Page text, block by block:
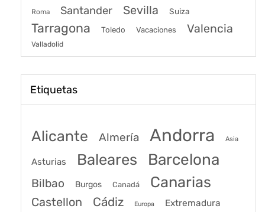
Roma Santander Sevilla Suiza
Tarragona Toledo Vacaciones Valencia
Valladolid
Etiquetas
Alicante Almería Andorra Asia
Asturias Baleares Barcelona
Bilbao Burgos Canadá Canarias
Castellon Cádiz Europa Extremadura